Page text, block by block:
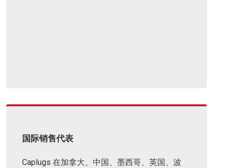
国际销售代表
Caplugs 在加拿大、中国、墨西哥、英国、波